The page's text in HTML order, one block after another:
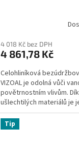
4 018 Kč bez DPH
4 861,78 Kč
Celohliníková
VIZOAL je odolná vůči
povětrnostním vlivům.
ušlechtilých materiálů je
exteriéru prakticky...
Tip